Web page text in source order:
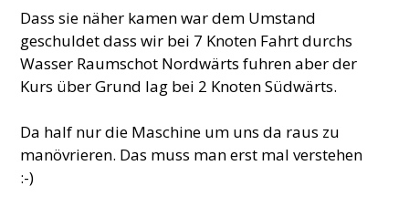
Dass sie näher kamen war dem Umstand
geschuldet dass wir bei 7 Knoten Fahrt durchs
Wasser Raumschot Nordwärts fuhren aber der
Kurs über Grund lag bei 2 Knoten Südwärts.
Da half nur die Maschine um uns da raus zu
manövrieren. Das muss man erst mal verstehen
:-)